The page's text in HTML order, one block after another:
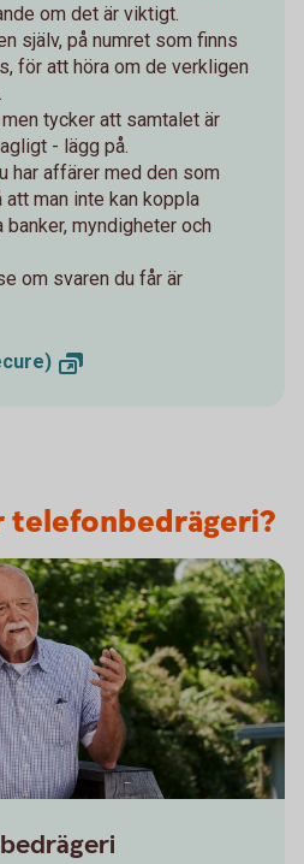
om det är viktigt.
själv, på numret som finns
för att höra om de verkligen
tycker att samtalet är
- lägg på.
har affärer med den som
att man inte kan koppla
myndigheter och
om svaren du får är